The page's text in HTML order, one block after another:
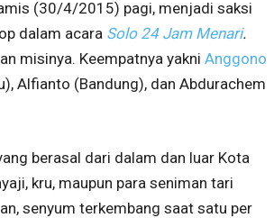
(30/4/2015) pagi, menjadi saksi
dalam acara Solo 24 Jam Menari.
misinya. Keempatnya yakni Anggono
Alfianto (Bandung), dan Abdurachem
berasal dari dalam dan luar Kota
kru, maupun para seniman tari
senyum terkembang saat satu per